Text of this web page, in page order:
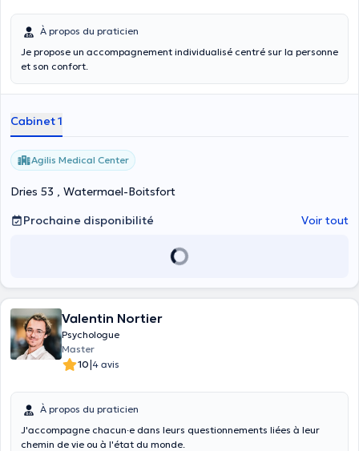
À propos du praticien
Je propose un accompagnement individualisé centré sur la personne
et son confort.
Cabinet 1
Agilis Medical Center
Dries 53 , Watermael-Boitsfort
Prochaine disponibilité
Voir tout
Valentin Nortier
Psychologue
Master
10|4 avis
À propos du praticien
J'accompagne chacun·e dans leurs questionnements liées à leur
chemin de vie ou à l'état du monde.